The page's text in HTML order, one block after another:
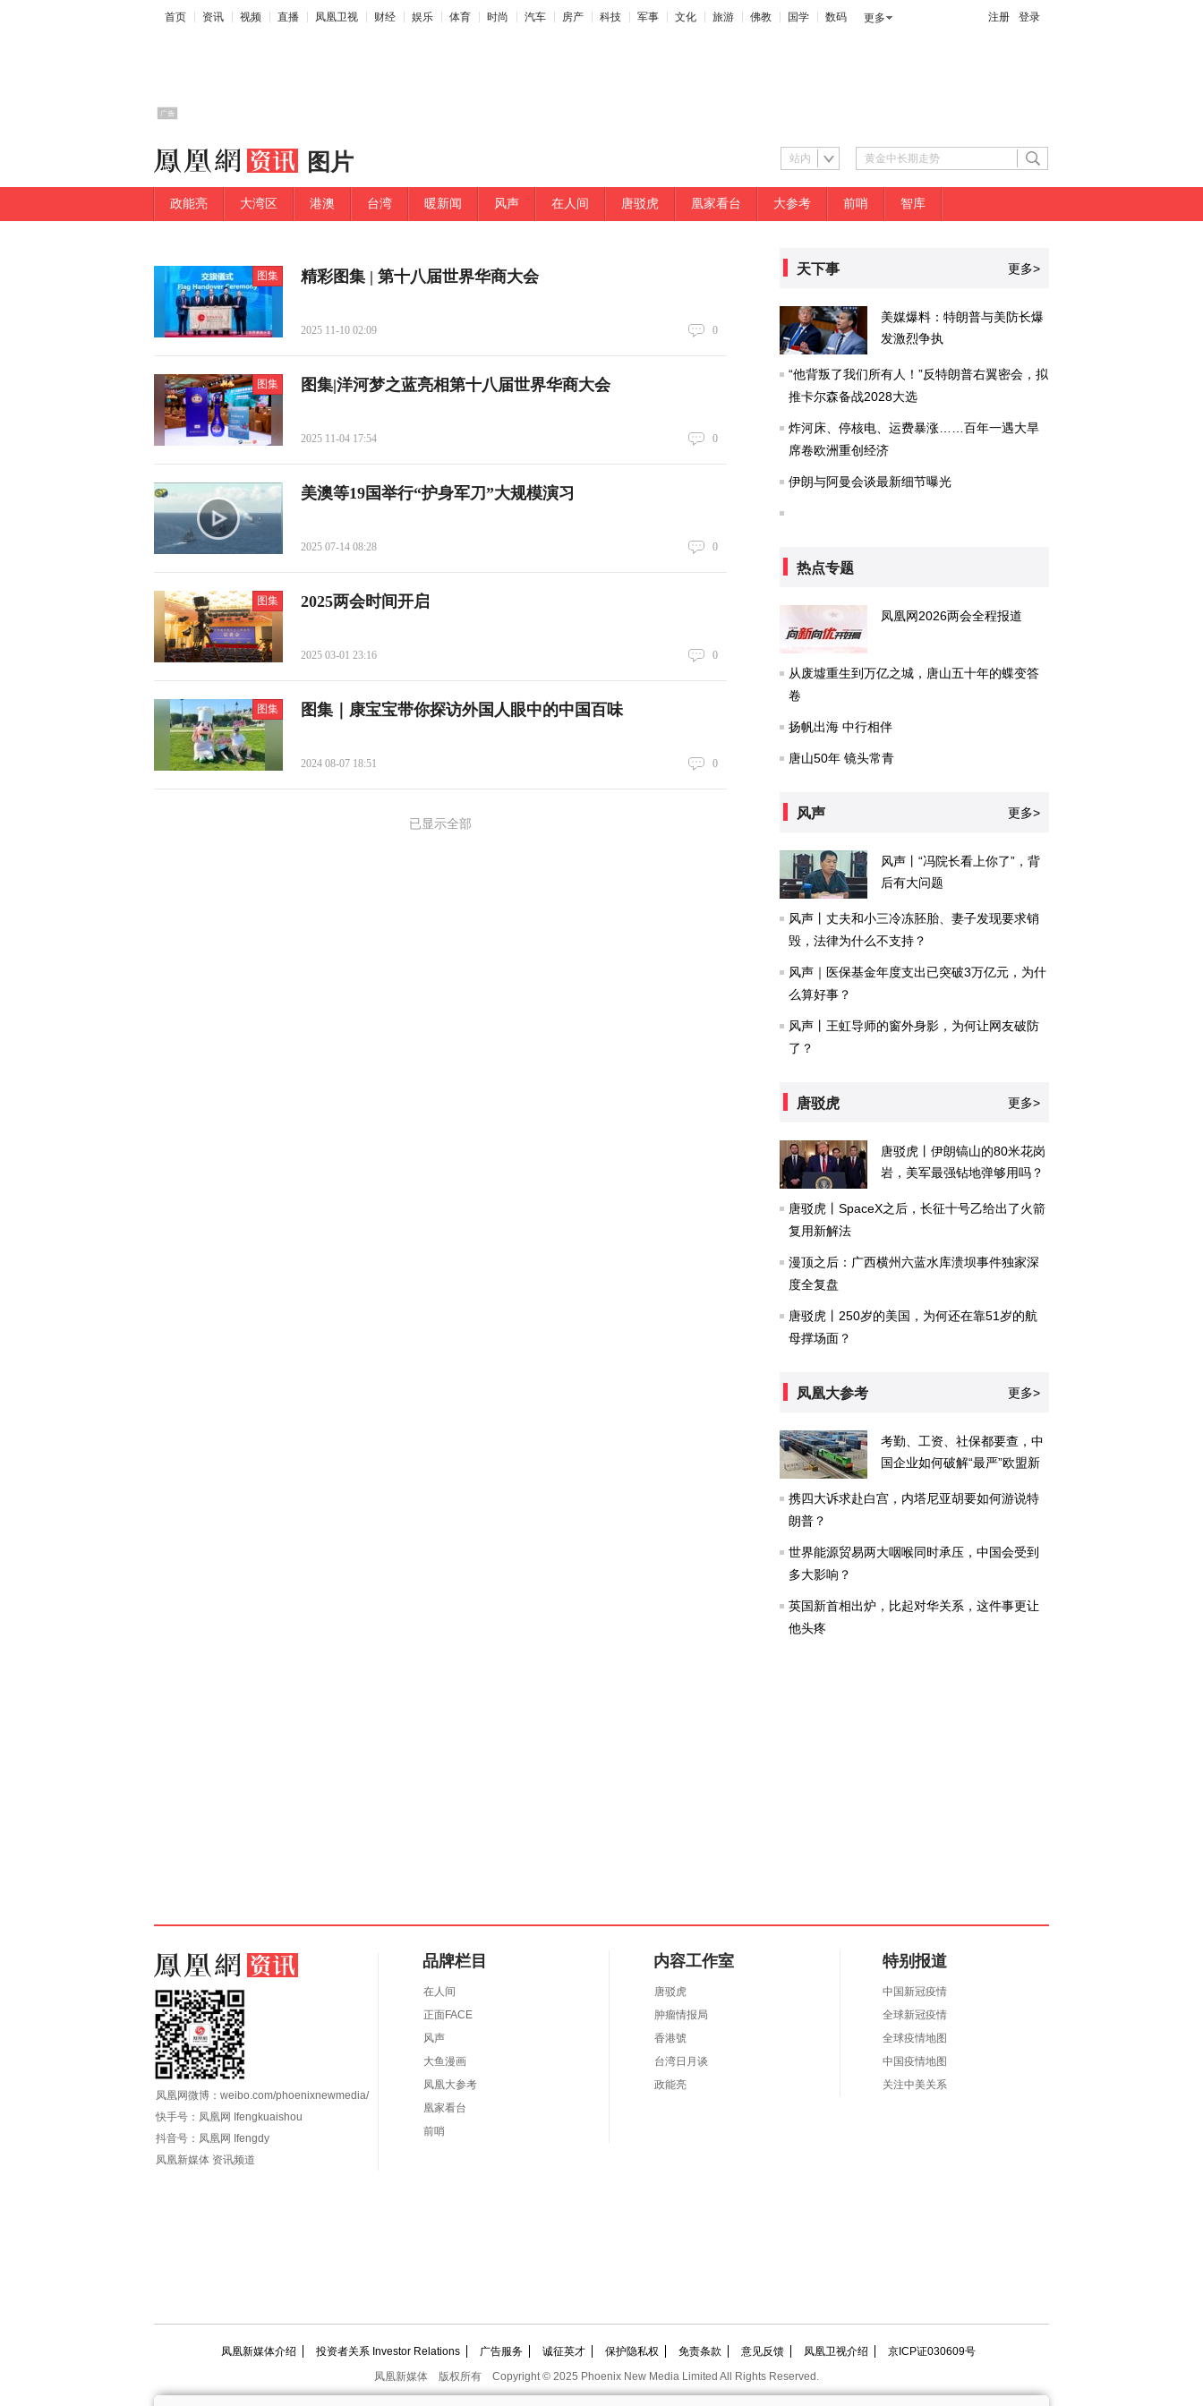
首页 资讯 视频 直播 凤凰卫视 财经 娱乐 体育 时尚 汽车 房产 科技 军事 文化 旅游 佛教 国学 数码 更多 注册 登录
图片 站内
政能亮 大湾区 港澳 台湾 暖新闻 风声 在人间 唐驳虎 凰家看台 大参考 前哨 智库
图集 精彩图集 | 第十八届世界华商大会
2025 11-10 02:09 0
图集 图集|洋河梦之蓝亮相第十八届世界华商大会
2025 11-04 17:54 0
美澳等19国举行“护身军刀”大规模演习
2025 07-14 08:28 0
图集 2025两会时间开启
2025 03-01 23:16 0
图集 图集｜康宝宝带你探访外国人眼中的中国百味
2024 08-07 18:51 0
已显示全部
天下事 更多>
美媒爆料：特朗普与美防长爆
发激烈争执
“他背叛了我们所有人！”反特朗普右翼密会，拟
推卡尔森备战2028大选
炸河床、停核电、运费暴涨……百年一遇大旱
席卷欧洲重创经济
伊朗与阿曼会谈最新细节曝光
热点专题
凤凰网2026两会全程报道
从废墟重生到万亿之城，唐山五十年的蝶变答
卷
扬帆出海 中行相伴
唐山50年 镜头常青
风声 更多>
风声丨“冯院长看上你了”，背
后有大问题
风声丨丈夫和小三冷冻胚胎、妻子发现要求销
毁，法律为什么不支持？
风声｜医保基金年度支出已突破3万亿元，为什
么算好事？
风声丨王虹导师的窗外身影，为何让网友破防
了？
唐驳虎 更多>
唐驳虎丨伊朗镐山的80米花岗
岩，美军最强钻地弹够用吗？
唐驳虎丨SpaceX之后，长征十号乙给出了火箭
复用新解法
漫顶之后：广西横州六蓝水库溃坝事件独家深
度全复盘
唐驳虎丨250岁的美国，为何还在靠51岁的航
母撑场面？
凤凰大参考 更多>
考勤、工资、社保都要查，中
国企业如何破解“最严”欧盟新
携四大诉求赴白宫，内塔尼亚胡要如何游说特
朗普？
世界能源贸易两大咽喉同时承压，中国会受到
多大影响？
英国新首相出炉，比起对华关系，这件事更让
他头疼
凤凰网微博： weibo.com/phoenixnewmedia/
快手号：凤凰网 Ifengkuaishou
抖音号：凤凰网 Ifengdy
凤凰新媒体 资讯频道
品牌栏目
在人间
正面FACE
风声
大鱼漫画
凤凰大参考
凰家看台
前哨
内容工作室
唐驳虎
肿瘤情报局
香港號
台湾日月谈
政能亮
特别报道
中国新冠疫情
全球新冠疫情
全球疫情地图
中国疫情地图
关注中美关系
凤凰新媒体介绍 投资者关系 Investor Relations 广告服务 诚征英才 保护隐私权 免责条款 意见反馈 凤凰卫视介绍
京ICP证030609号
凤凰新媒体
版权所有 Copyright © 2025 Phoenix New Media Limited All Rights Reserved.